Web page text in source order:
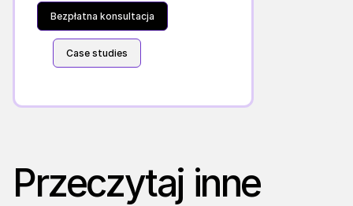
Bezpłatna konsultacja
Case studies
Przeczytaj inne